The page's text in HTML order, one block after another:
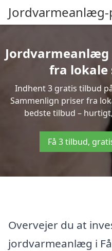
Jordvarmeanlæg
fra lokale
Indhent 3 gratis tilbud
Sammenlign priser fra
bedste tilbud –
Få 3 tilbud,
Overvejer du at
jordvarmeanlæg i